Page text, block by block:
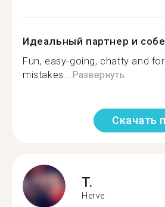
Идеальный партнер и
Fun, easy-going, chatty and
mistakes...Развернуть
Скачать
T.
Herve